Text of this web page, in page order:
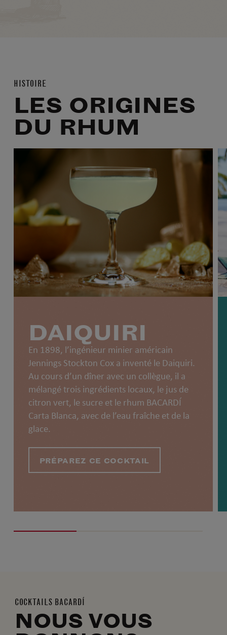
HISTOIRE
LES ORIGINES
DU RHUM
DAIQUIRI
En 1898, l’ingénieur minier américain
Jennings Stockton Cox a inventé le Daiquiri.
Au cours d’un dîner avec un collègue, il a
mélangé trois ingrédients locaux, le jus de
citron vert, le sucre et le rhum BACARDÍ
Carta Blanca, avec de l’eau fraîche et de la
glace.
PRÉPAREZ CE COCKTAIL
COCKTAILS BACARDÍ
NOUS VOUS